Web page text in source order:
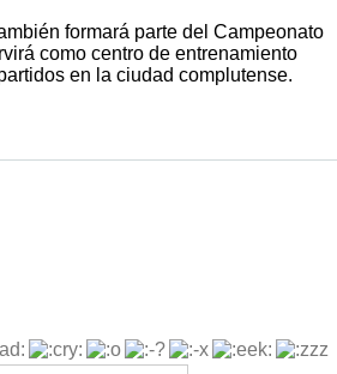
formará parte del Campeonato
como centro de entrenamiento
en la ciudad complutense.